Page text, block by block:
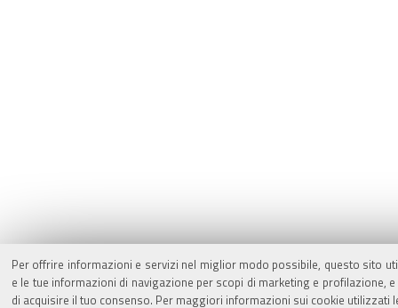
Per offrire informazioni e servizi nel miglior modo possibile, questo sito
e le tue informazioni di navigazione per scopi di marketing e
di acquisire il tuo consenso. Per maggiori informazioni sui cookie utilizzati